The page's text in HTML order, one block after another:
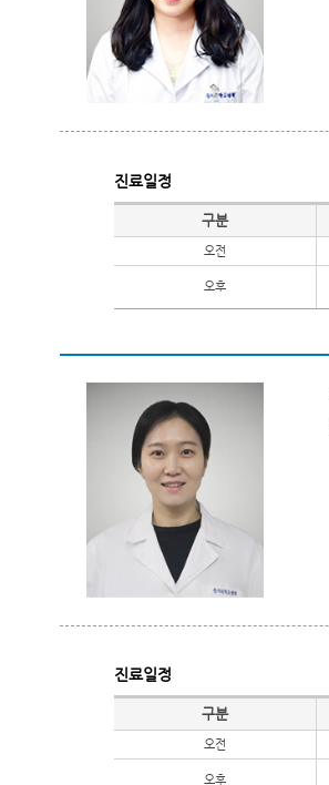
진료일정
진료일정
구분
오전
오후
진료일정
진료일정
구분
오전
오후